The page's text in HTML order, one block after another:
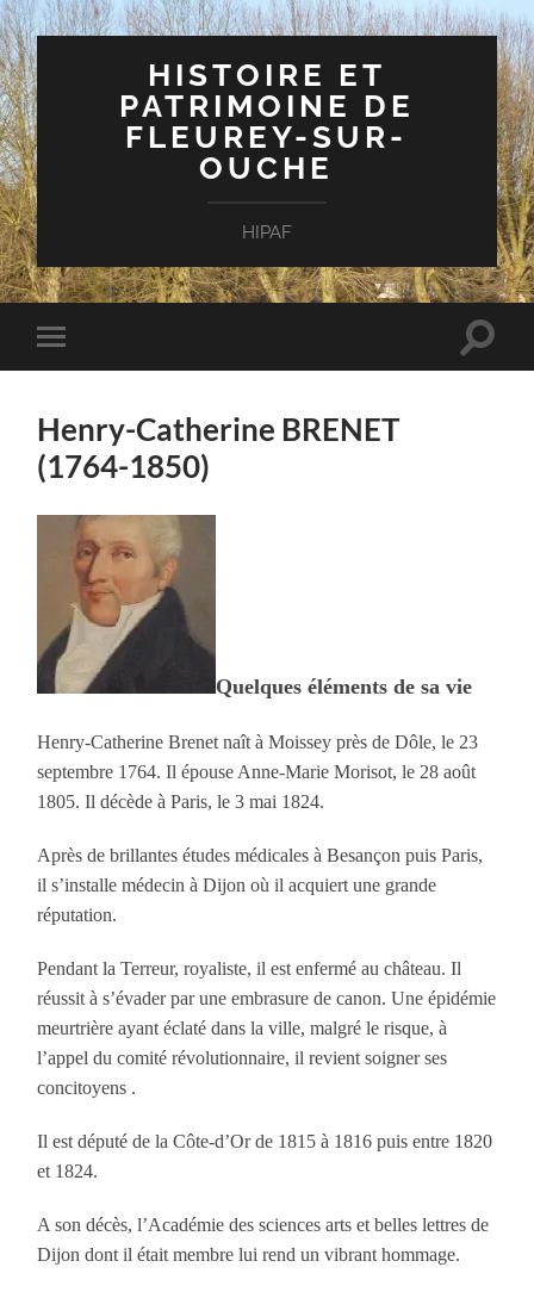
HISTOIRE ET
PATRIMOINE DE
FLEUREY-SUR-
OUCHE
HIPAF
Toggle
mobile
Toggle
Henry-Catherine BRENET
(1764-1850)
Quelques éléments de sa vie
Henry-Catherine Brenet naît à Moissey près de Dôle, le 23
septembre 1764. Il épouse Anne-Marie Morisot, le 28 août
1805. Il décède à Paris, le 3 mai 1824.
Après de brillantes études médicales à Besançon puis Paris,
il s’installe médecin à Dijon où il acquiert une grande
réputation.
Pendant la Terreur, royaliste, il est enfermé au château. Il
réussit à s’évader par une embrasure de canon. Une épidémie
meurtrière ayant éclaté dans la ville, malgré le risque, à
l’appel du comité révolutionnaire, il revient soigner ses
concitoyens .
Il est député de la Côte-d’Or de 1815 à 1816 puis entre 1820
et 1824.
A son décès, l’Académie des sciences arts et belles lettres de
Dijon dont il était membre lui rend un vibrant hommage.